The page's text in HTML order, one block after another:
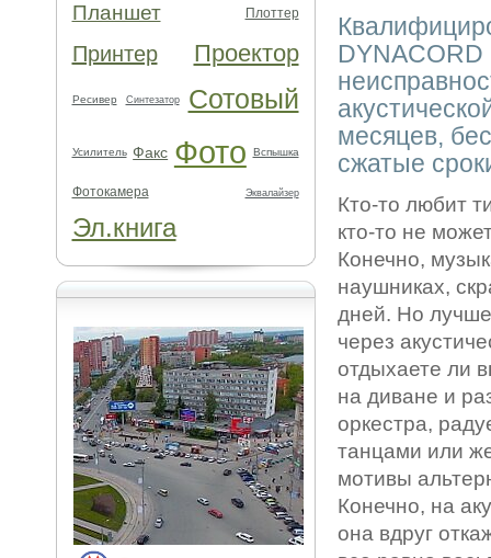
Планшет Плоттер
Принтер Проектор
Ресивер Синтезатор Сотовый
Усилитель Факс Фото Вспышка
Фотокамера Эквалайзер
Эл.книга
месяцев,
сжатые
Кто-то любит
кто-то не
Конечно,
наушниках,
дней. Но
через
отдыхаете ли
на диване и
оркестра,
танцами или
мотивы
Конечно, на
она вдруг